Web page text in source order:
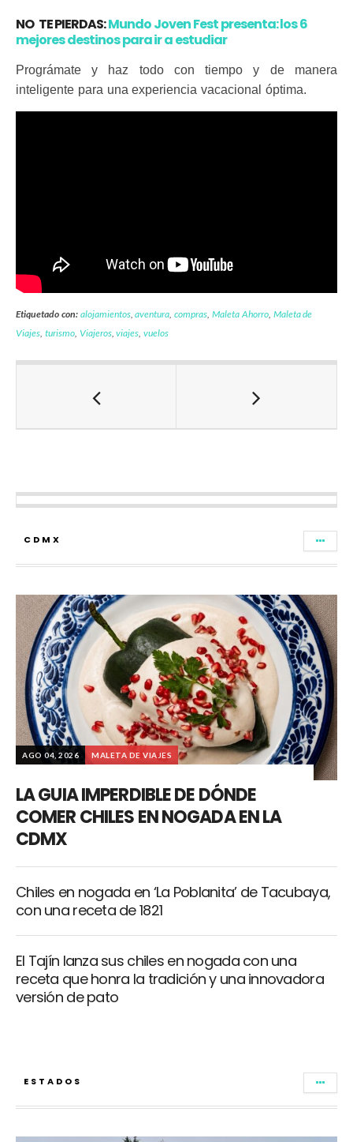
NO TE PIERDAS:Mundo Joven Fest presenta: los 6
mejores destinos para ir a estudiar
Prográmate y haz todo con tiempo y de manera
inteligente para una experiencia vacacional óptima.
Etiquetado con: alojamientos,aventura ,compras ,Maleta Ahorro, Maleta de
Viajes turismo, Viajeros,viajes ,vuelos
CDMX
AGO 04, 2026 MALETA DE VIAJES
LA GUIA IMPERDIBLE DE DÓNDE
COMER CHILES EN NOGADA EN LA
CDMX
Chiles en nogada en ‘La Poblanita’ de Tacubaya,
con una receta de 1821
El Tajín lanza sus chiles en nogada con una
receta que honra la tradición y una innovadora
versión de pato
ESTADOS